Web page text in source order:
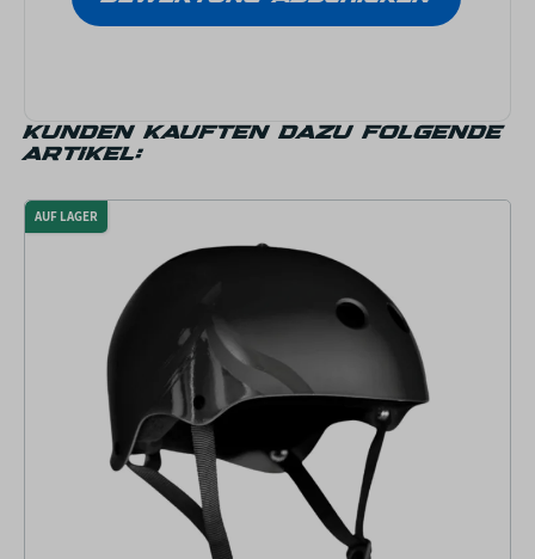
KUNDEN KAUFTEN DAZU FOLGENDE
ARTIKEL:
AUF LAGER